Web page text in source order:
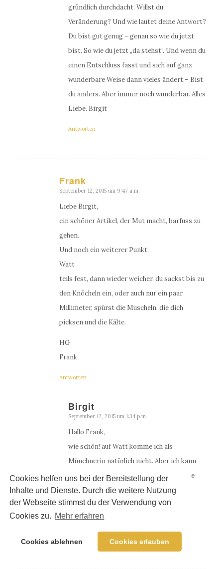
Cookies helfen uns bei der Bereitstellung der
Inhalte und Dienste. Durch die weitere Nutzung
der Webseite stimmst du der Verwendung von
Cookies zu. Mehr erfahren
Cookies ablehnen Cookies erlauben
gründlich durchdacht. Willst du
Veränderung? Und wie lautet deine Antwort?
Du bist gut genug – genau so wie du jetzt
bist. So wie du jetzt „da stehst“. Und wenn du
einen Entschluss fasst und sich auf ganz
wunderbare Weise dann vieles ändert.– Bist
du anders. Aber immer noch wunderbar. Alles
Liebe. Birgit
Antworten
Frank
sagte:
September 12, 2015 um 9:47 a.m.
Liebe Birgit,
ein schöner Artikel, der Mut macht, barfuss zu
gehen.
Und noch ein weiterer Punkt:
Watt
teils fest, dann wieder weicher, du sackst bis zu
den Knöcheln ein, oder auch nur ein paar
Millimeter, spürst die Muscheln, die dich
picksen und die Kälte.
HG
Frank
Antworten
Birgit
sagte:
September 12, 2015 um 1:34 p.m.
Hallo Frank,
wie schön! auf Watt komme ich als
Münchnerin natürlich nicht. Aber ich kann
mir das sehr gut vorstellen. Ich werde die
Liste gleich noch ergänzen. Vielen Dank!
Alles Liebe
Birgit